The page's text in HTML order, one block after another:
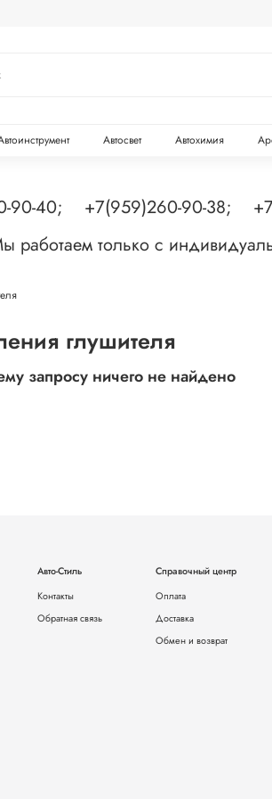
Автосвет Автохимия
90-40; +7(959)260-90-38;
работаем только с
глушителя
запросу ничего не найдено
Авто-Стиль
Контакты
Обратная связь
Справочный центр
Оплата
Доставка
Обмен и возврат